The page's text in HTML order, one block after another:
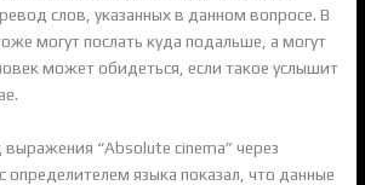
слов, указанных в данном вопросе. В
могут послать куда подальше, а могут
может обидеться, если такое услышит
“Absolute cinema” через
определителем языка показал, что данные